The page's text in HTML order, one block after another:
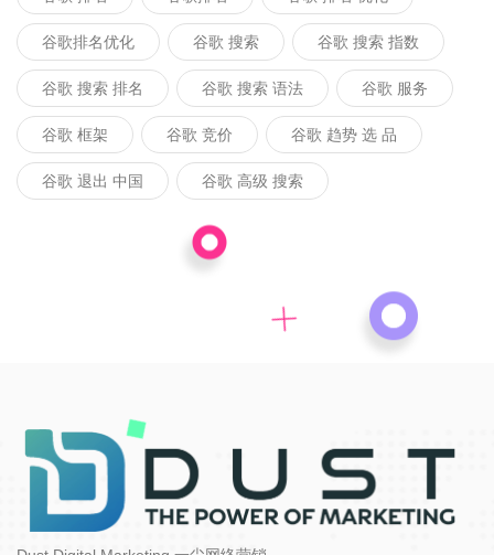
谷歌排名优化 谷歌 搜索 谷歌 搜索 指数
谷歌 搜索 排名 谷歌 搜索 语法 谷歌 服务
谷歌 框架 谷歌 竞价 谷歌 趋势 选 品
谷歌 退出 中国 谷歌 高级 搜索